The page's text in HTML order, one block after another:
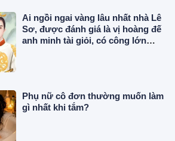
Ai ngồi ngai vàng lâu nhất nhà Lê
Sơ, được đánh giá là vị hoàng đế
anh minh tài giỏi, có công lớn
Phụ nữ cô đơn thường muốn làm
gì nhất khi tắm?